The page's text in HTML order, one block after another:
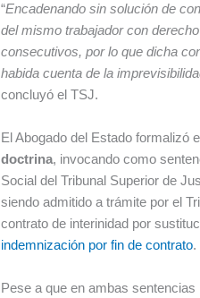
“Encadenando sin solución de
del mismo trabajador con
consecutivos, por lo que dicha
habida cuenta de la
concluyó el TSJ.
El Abogado del Estado formalizó
doctrina, invocando como
Social del Tribunal Superior de
siendo admitido a trámite por el
contrato de interinidad por
indemnización por fin de contrato.
Pese a que en ambas